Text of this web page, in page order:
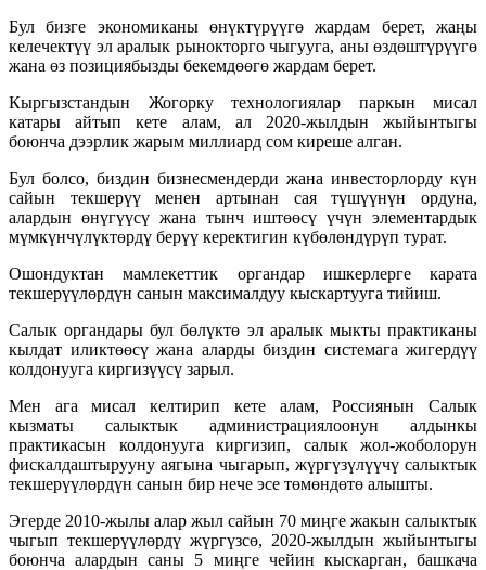
Бул бизге экономиканы өнүктүрүүгө жардам берет, жаңы
келечектүү эл аралык рынокторго чыгууга, аны өздөштүрүүгө
жана өз позициябызды бекемдөөгө жардам берет.
Кыргызстандын Жогорку технологиялар паркын мисал
катары айтып кете алам, ал 2020-жылдын жыйынтыгы
боюнча дээрлик жарым миллиард сом киреше алган.
Бул болсо, биздин бизнесмендерди жана инвесторлорду күн
сайын текшерүү менен артынан сая түшүүнүн ордуна,
алардын өнүгүүсү жана тынч иштөөсү үчүн элементардык
мүмкүнчүлүктөрдү берүү керектигин күбөлөндүрүп турат.
Ошондуктан мамлекеттик органдар ишкерлерге карата
текшерүүлөрдүн санын максималдуу кыскартууга тийиш.
Салык органдары бул бөлүктө эл аралык мыкты практиканы
кылдат иликтөөсү жана аларды биздин системага жигердүү
колдонууга киргизүүсү зарыл.
Мен ага мисал келтирип кете алам, Россиянын Салык
кызматы салыктык администрациялоонун алдынкы
практикасын колдонууга киргизип, салык жол-жоболорун
фискалдаштырууну аягына чыгарып, жүргүзүлүүчү салыктык
текшерүүлөрдүн санын бир нече эсе төмөндөтө алышты.
Эгерде 2010-жылы алар жыл сайын 70 миңге жакын салыктык
чыгып текшерүүлөрдү жүргүзсө, 2020-жылдын жыйынтыгы
боюнча алардын саны 5 миңге чейин кыскарган, башкача